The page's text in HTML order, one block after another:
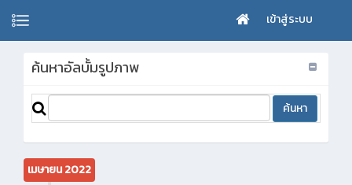
เข้าสู่ระบบ
ค้นหาอัลบั้มรูปภาพ
เมษายน 2022